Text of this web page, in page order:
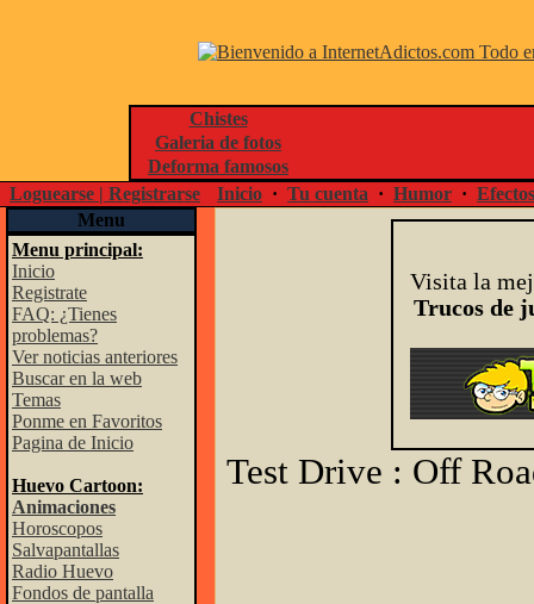
Chistes
Galeria de fotos
Deforma famosos
Loguearse | Registrarse
Inicio · Tu cuenta · Humor ·
Menu
Menu principal:
Inicio
Registrate
FAQ: ¿Tienes
problemas?
Ver noticias anteriores
Buscar en la web
Temas
Ponme en Favoritos
Pagina de Inicio
Huevo Cartoon:
Animaciones
Horoscopos
Salvapantallas
Radio Huevo
Fondos de pantalla
Visita la
Trucos de
Test Drive : Off